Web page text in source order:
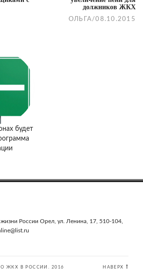
должников ЖКХ
ОЛЬГА /08.10.2015
будет
России Орел, ул. Ленина, 17, 510-104,
ЖКХ В РОССИИ. 2016 НАВЕРХ